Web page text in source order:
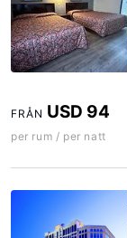
FRÅN USD 94
per rum / per natt